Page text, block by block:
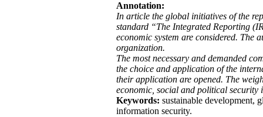
Annotation:
In article the global initiatives of the
standard “The Integrated Reporting
economic system are considered. The
organization.
The most necessary and demanded
the choice and application of the
their application are opened. The
economic, social and political security
Keywords: sustainable development,
information security.